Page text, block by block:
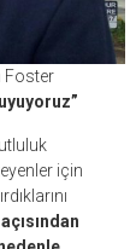
Foster
için